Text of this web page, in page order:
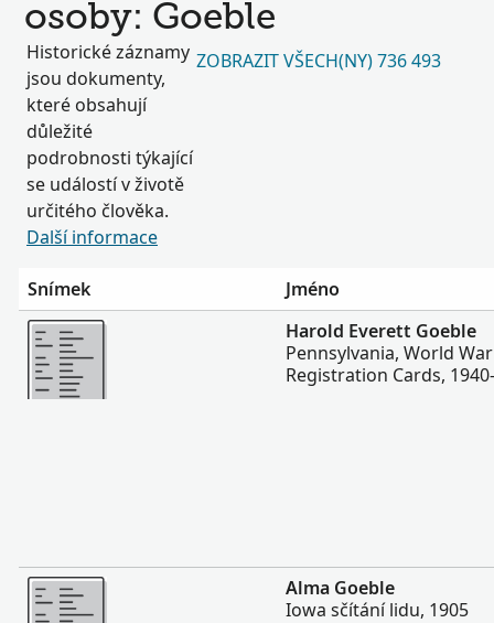
osoby: Goeble
Historické záznamy
jsou dokumenty,
které obsahují
důležité
podrobnosti týkající
se událostí v životě
určitého člověka.
Další informace
ZOBRAZIT VŠECH(NY) 736 493
Snímek
Jméno
Více
Harold Everett Goeble
Pennsylvania, World
Registration Cards,
Více
Alma Goeble
Iowa sčítání lidu, 1905